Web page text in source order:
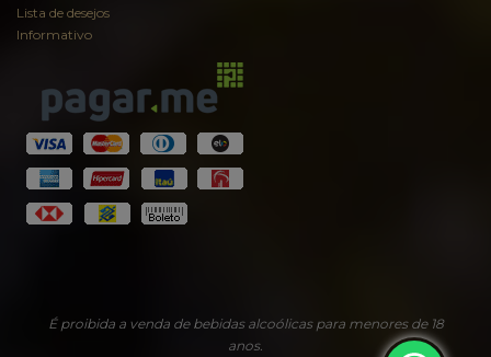
Lista de desejos
Informativo
É proibida a venda de bebidas alcoólicas para menores de 18
anos.